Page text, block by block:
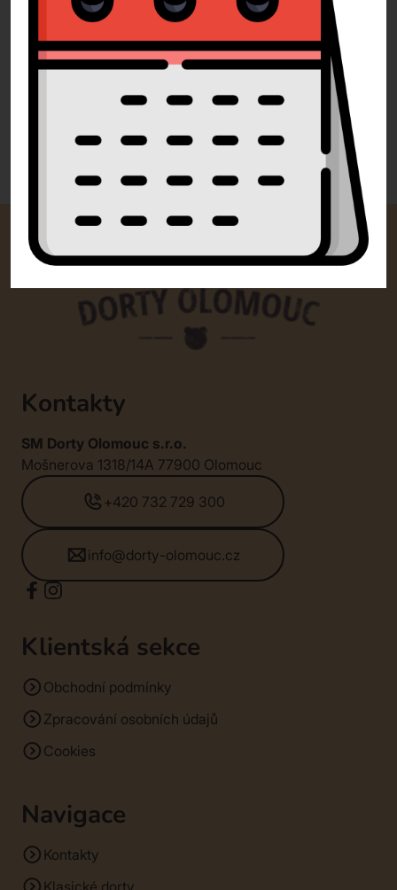
+420 732 729 300
Pište
info@dorty-olomouc.cz
0 recenzí
Kontakty
SM Dorty Olomouc s.r.o.
Mošnerova 1318/14A 77900 Olomouc
+420 732 729 300
info@dorty-olomouc.cz
Klientská sekce
Obchodní podmínky
Zpracování osobních údajů
Cookies
Navigace
Kontakty